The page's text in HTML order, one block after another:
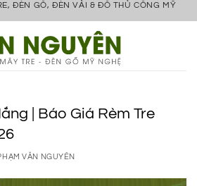
ĐÈN GỖ, ĐÈN VẢI & ĐỒ THỦ CÔNG MỸ
| Báo Giá Rèm Tre
VĂN NGUYÊN